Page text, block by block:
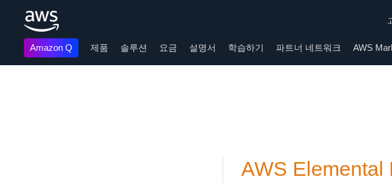
Amazon Q 제품 솔루션 요금 설명서 학습하기 파트너 네트워크 AWS
AWS Elemental